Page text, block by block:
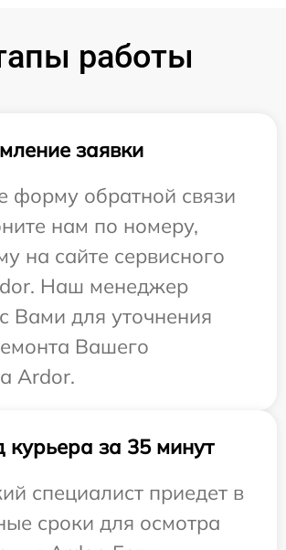
работы
заявки
форму обратной связи
нам по номеру,
на сайте сервисного
Наш менеджер
Вами для уточнения
Вашего
Ardor.
курьера за 35 минут
специалист приедет в
сроки для осмотра